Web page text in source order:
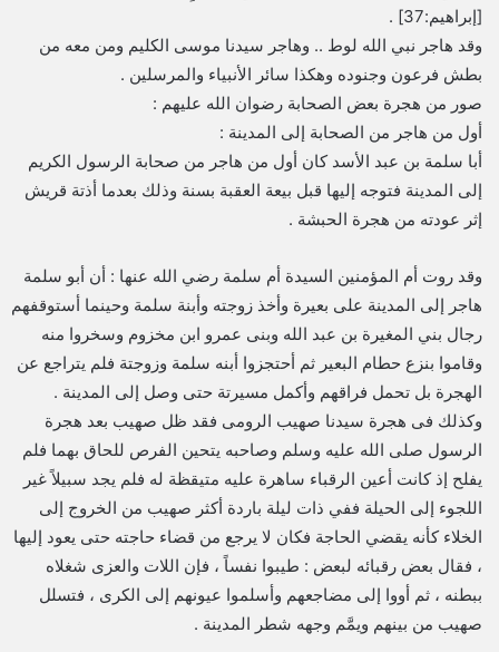
[إبراهيم:37] .
وقد هاجر نبي الله لوط .. وهاجر سيدنا موسى الكليم ومن معه من
بطش فرعون وجنوده وهكذا سائر الأنبياء والمرسلين .
صور من هجرة بعض الصحابة رضوان الله عليهم :
أول من هاجر من الصحابة إلى المدينة :
أبا سلمة بن عبد الأسد كان أول من هاجر من صحابة الرسول الكريم
إلى المدينة فتوجه إليها قبل بيعة العقبة بسنة وذلك بعدما أذتة قريش
إثر عودته من هجرة الحبشة .
وقد روت أم المؤمنين السيدة أم سلمة رضي الله عنها : أن أبو سلمة
هاجر إلى المدينة على بعيرة وأخذ زوجته وأبنة سلمة وحينما أستوقفهم
رجال بني المغيرة بن عبد الله وبنى عمرو ابن مخزوم وسخروا منه
وقاموا بنزع حطام البعير ثم أحتجزوا أبنه سلمة وزوجتة فلم يتراجع عن
الهجرة بل تحمل فراقهم وأكمل مسيرتة حتى وصل إلى المدينة .
وكذلك فى هجرة سيدنا صهيب الرومى فقد ظل صهيب بعد هجرة
الرسول صلى الله عليه وسلم وصاحبه يتحين الفرص للحاق بهما فلم
يفلح إذ كانت أعين الرقباء ساهرة عليه متيقظة له فلم يجد سبيلاً غير
اللجوء إلى الحيلة ففي ذات ليلة باردة أكثر صهيب من الخروج إلى
الخلاء كأنه يقضي الحاجة فكان لا يرجع من قضاء حاجته حتى يعود إليها
، فقال بعض رقبائه لبعض : طيبوا نفساً ، فإن اللات والعزى شغلاه
ببطنه ، ثم أووا إلى مضاجعهم وأسلموا عيونهم إلى الكرى ، فتسلل
صهيب من بينهم ويمَّم وجهه شطر المدينة .